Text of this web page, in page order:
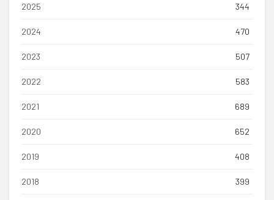
2025 344
2024 470
2023 507
2022 583
2021 689
2020 652
2019 408
2018 399